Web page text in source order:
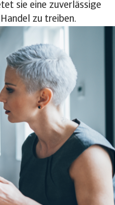
sie eine zuverlässige
zu treiben.